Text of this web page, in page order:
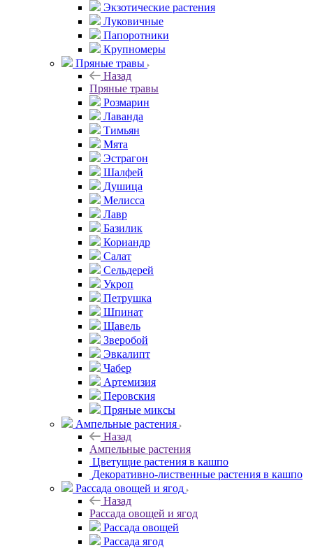
Экзотические растения
Луковичные
Папоротники
Крупномеры
Пряные травы
Назад
Пряные травы
Розмарин
Лаванда
Тимьян
Мята
Эстрагон
Шалфей
Душица
Мелисса
Лавр
Базилик
Кориандр
Салат
Сельдерей
Укроп
Петрушка
Шпинат
Щавель
Зверобой
Эвкалипт
Чабер
Артемизия
Перовския
Пряные миксы
Ампельные растения
Назад
Ампельные растения
Цветущие растения в кашпо
Декоративно-лиственные растения в кашпо
Рассада овощей и ягод
Назад
Рассада овощей и ягод
Рассада овощей
Рассада ягод